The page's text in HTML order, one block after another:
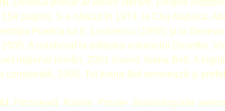
, Destinul precar al ideilor literare. Despre
pagini). S-a născut în 1974, la Cluj-Napoca.
Poetica lui E. Lovinescu (1998) şi la
A colaborat la editarea volumului Dosoftei,
naţional român, 2001 (coord. Ioana Bot). A
comparată, 2005. Tot Ioana Bot semnează şi
, Plictiseală. Ratare. Prostie. Biobibliografie